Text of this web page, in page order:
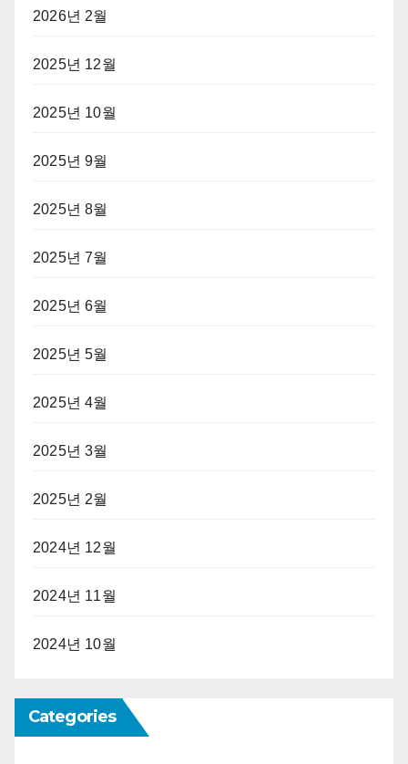
2026년 2월
2025년 12월
2025년 10월
2025년 9월
2025년 8월
2025년 7월
2025년 6월
2025년 5월
2025년 4월
2025년 3월
2025년 2월
2024년 12월
2024년 11월
2024년 10월
Categories